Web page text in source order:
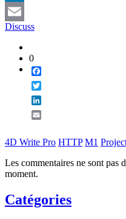
LinkedIn
Email
Discuss
0
4D Write Pro HTTP M1
Les commentaires ne sont pas
moment.
Catégories